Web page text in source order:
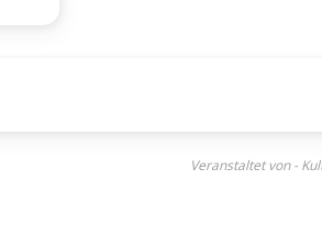
Veranstaltet von -